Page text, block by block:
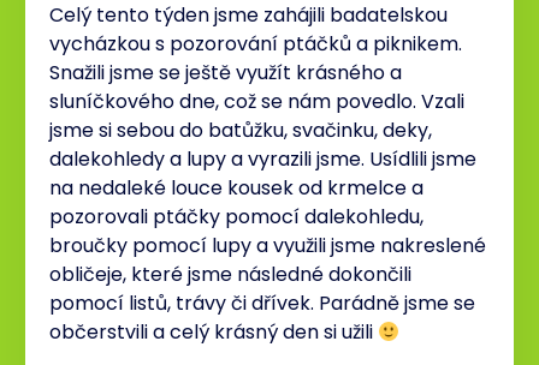
Celý tento týden jsme zahájili badatelskou
vycházkou s pozorování ptáčků a piknikem.
Snažili jsme se ještě využít krásného a
sluníčkového dne, což se nám povedlo. Vzali
jsme si sebou do batůžku, svačinku, deky,
dalekohledy a lupy a vyrazili jsme. Usídlili jsme
na nedaleké louce kousek od krmelce a
pozorovali ptáčky pomocí dalekohledu,
broučky pomocí lupy a využili jsme nakreslené
obličeje, které jsme následné dokončili
pomocí listů, trávy či dřívek. Parádně jsme se
občerstvili a celý krásný den si užili